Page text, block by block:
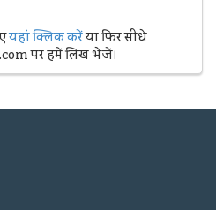
यहां क्लिक करेंया फिर सीधे
पर हमें लिख भेजें।